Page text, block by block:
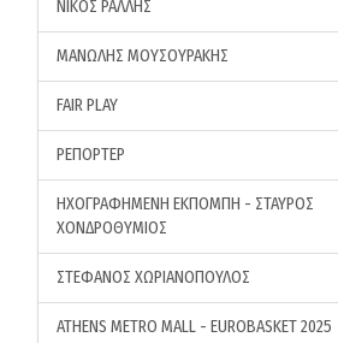
ΝΙΚΟΣ ΡΑΛΛΗΣ
ΜΑΝΩΛΗΣ ΜΟΥΣΟΥΡΑΚΗΣ
FAIR PLAY
ΡΕΠΟΡΤΕΡ
ΗΧΟΓΡΑΦΗΜΕΝΗ ΕΚΠΟΜΠΗ - ΣΤΑΥΡΟΣ
ΧΟΝΔΡΟΘΥΜΙΟΣ
ΣΤΕΦΑΝΟΣ ΧΩΡΙΑΝΟΠΟΥΛΟΣ
ATHENS METRO MALL - EUROBASKET 2025